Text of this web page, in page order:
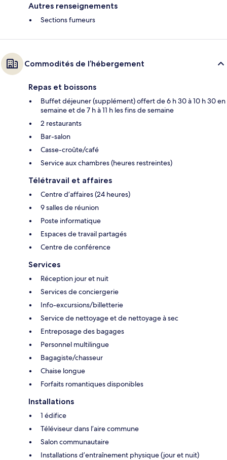
Autres renseignements
Sections fumeurs
Commodités de l’hébergement
Repas et boissons
Buffet déjeuner (supplément) offert de 6 h 30 à 10 h 30 en
semaine et de 7 h à 11 h les fins de semaine
2 restaurants
Bar-salon
Casse-croûte/café
Service aux chambres (heures restreintes)
Télétravail et affaires
Centre d’affaires (24 heures)
9 salles de réunion
Poste informatique
Espaces de travail partagés
Centre de conférence
Services
Réception jour et nuit
Services de conciergerie
Info-excursions/billetterie
Service de nettoyage et de nettoyage à sec
Entreposage des bagages
Personnel multilingue
Bagagiste/chasseur
Chaise longue
Forfaits romantiques disponibles
Installations
1 édifice
Téléviseur dans l’aire commune
Salon communautaire
Installations d’entraînement physique (jour et nuit)